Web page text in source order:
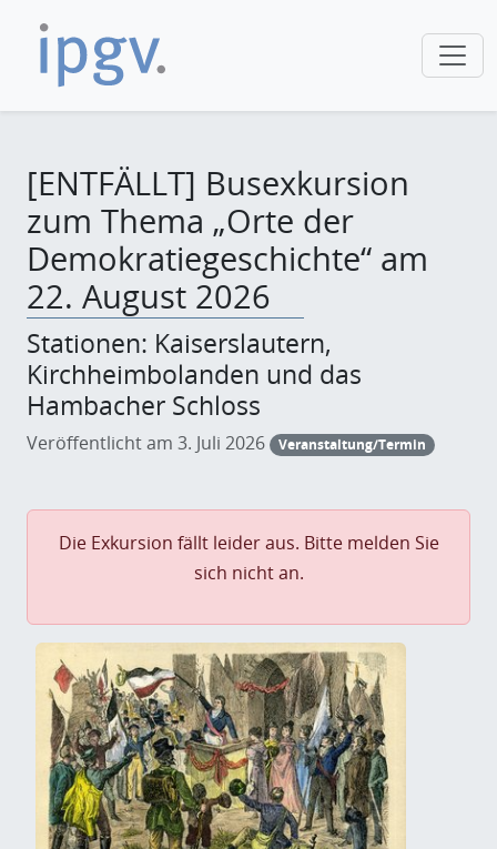
[ENTFÄLLT] Busexkursion
zum Thema „Orte der
Demokratiegeschichte“ am
22. August 2026
Stationen: Kaiserslautern,
Kirchheimbolanden und das
Hambacher Schloss
Veröffentlicht am 3. Juli 2026 Veranstaltung/Termin
Die Exkursion fällt leider aus. Bitte melden Sie
sich nicht an.